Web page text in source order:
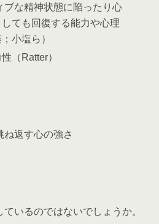
ブな精神状態に陥ったり心
ても回復する能力や心理
小塩ら）
（Ratter）
ね返す心の強さ
いるのではないでしょうか。